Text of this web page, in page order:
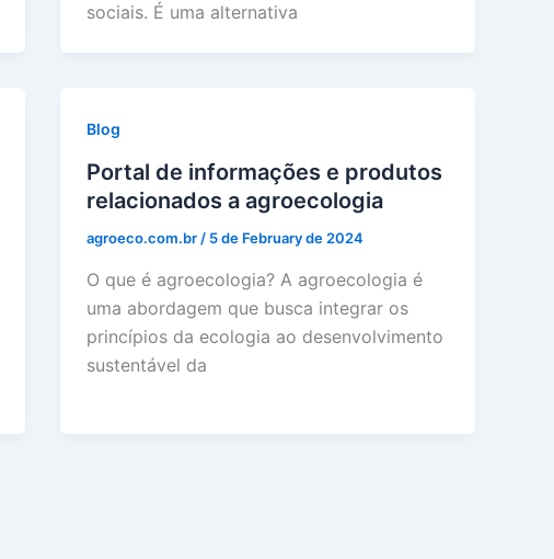
sociais. É uma alternativa
Blog
Portal de informações e produtos
relacionados a agroecologia
agroeco.com.br / 5 de February de 2024
O que é agroecologia? A agroecologia é
uma abordagem que busca integrar os
princípios da ecologia ao desenvolvimento
sustentável da